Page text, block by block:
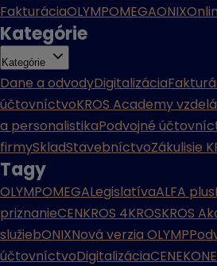
FakturáciaOLYMPOMEGAONIX
Kategórie
Kategórie
Dane a odvodyDigitalizácia
účtovníctvoKROS Academy
a personalistikaPodvojné
firmySkladStavebníctvoZákulisie
Tagy
OLYMPOMEGALegislatívaALFA plus
priznanieCENKROS 4KROSKROS
služiebONIXNová verzia OLYMP
účtovníctvoDigitalizáciaCENEKON